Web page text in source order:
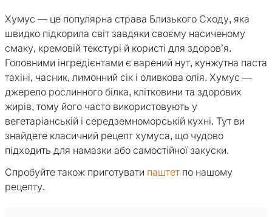
Хумус — це популярна страва Близького Сходу, яка
швидко підкорила світ завдяки своєму насиченому
смаку, кремовій текстурі й користі для здоров’я.
Головними інгредієнтами є варений нут, кунжутна паста
тахіні, часник, лимонний сік і оливкова олія. Хумус —
джерело рослинного білка, клітковини та здорових
жирів, тому його часто використовують у
вегетаріанській і середземноморській кухні. Тут ви
знайдете класичний рецепт хумуса, що чудово
підходить для намазки або самостійної закуски.
Спробуйте також приготувати паштет по нашому
рецепту.